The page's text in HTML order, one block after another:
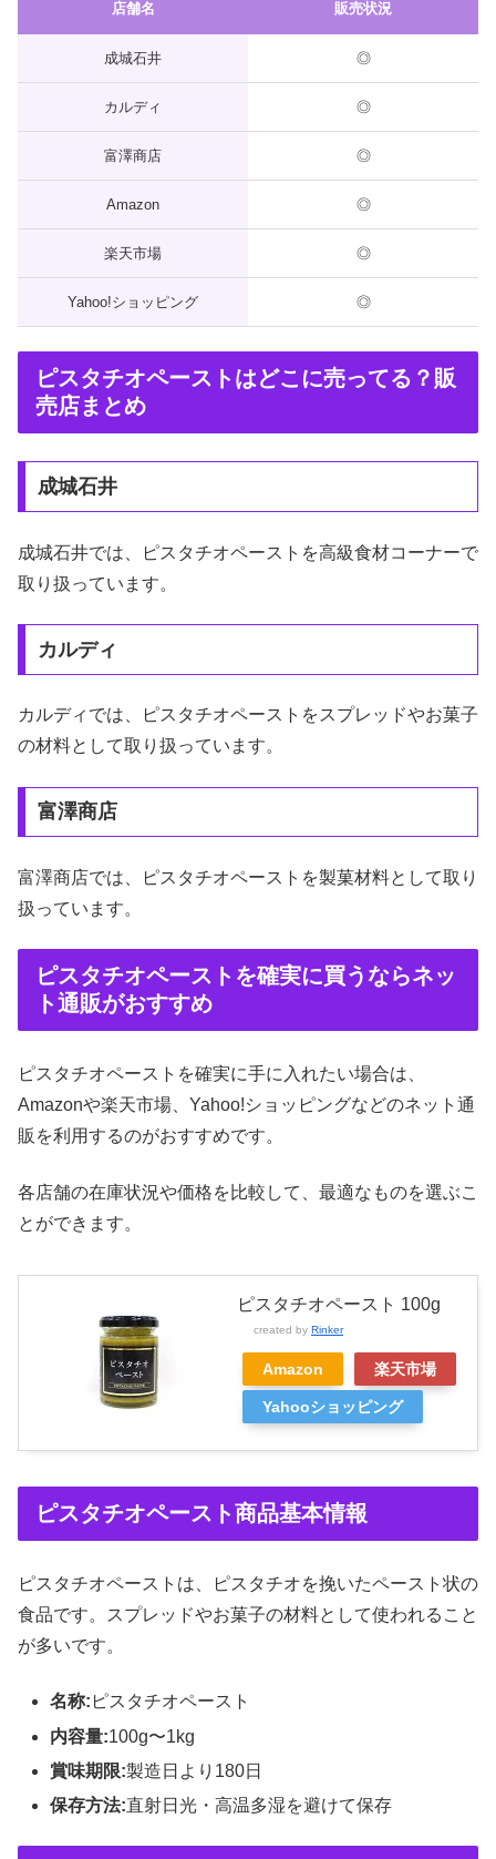
店舗名 販売状況
成城石井 ◎
カルディ ◎
富澤商店 ◎
Amazon ◎
楽天市場 ◎
Yahoo!ショッピング ◎
ピスタチオペーストはどこに売ってる？販
売店まとめ
成城石井
成城石井では、ピスタチオペーストを高級食材コーナーで
取り扱っています。
カルディ
カルディでは、ピスタチオペーストをスプレッドやお菓子
の材料として取り扱っています。
富澤商店
富澤商店では、ピスタチオペーストを製菓材料として取り
扱っています。
ピスタチオペーストを確実に買うならネッ
ト通販がおすすめ
ピスタチオペーストを確実に手に入れたい場合は、
Amazonや楽天市場、Yahoo!ショッピングなどのネット通
販を利用するのがおすすめです。
各店舗の在庫状況や価格を比較して、最適なものを選ぶこ
とができます。
ピスタチオペースト 100g
created by Rinker
Amazon 楽天市場
Yahooショッピング
ピスタチオペースト商品基本情報
ピスタチオペーストは、ピスタチオを挽いたペースト状の
食品です。スプレッドやお菓子の材料として使われること
が多いです。
名称: ピスタチオペースト
内容量:100g〜1kg
賞味期限:製造日より180日
保存方法:直射日光・高温多湿を避けて保存